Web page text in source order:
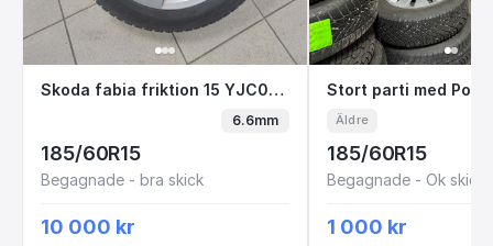
Skoda fabia friktion 15 YJC09P i3-2
Skoda fabia friktion 15 YJC09P i3-2
6.6mm
185/60R15
Begagnade - bra skick
10 000 kr
Stort parti med
Äldre
185/60R15
Begagnade - Ok skick
1 000 kr